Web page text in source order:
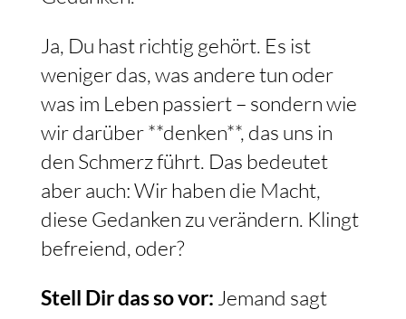
Ja, Du hast richtig gehört. Es ist
weniger das, was andere tun oder
was im Leben passiert – sondern wie
wir darüber **denken**, das uns in
den Schmerz führt. Das bedeutet
aber auch: Wir haben die Macht,
diese Gedanken zu verändern. Klingt
befreiend, oder?
Stell Dir das so vor: Jemand sagt